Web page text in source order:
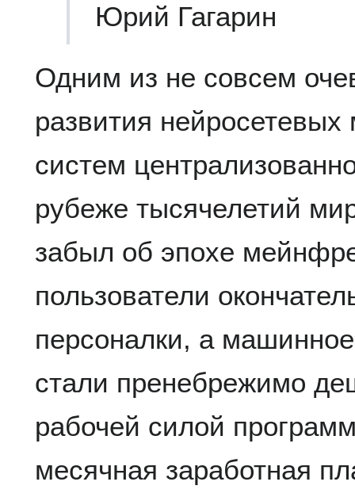
Юрий Гагарин
Одним из не совсем
развития
систем
рубеже тысячелетий
забыл об эпохе
пользователи
персоналки, а
стали пренебрежимо
рабочей силой
месячная заработная